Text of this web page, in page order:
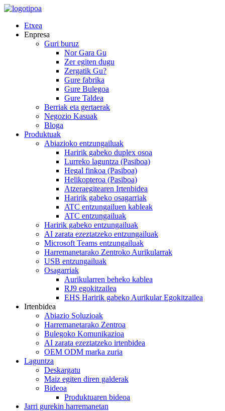
Etxea
Enpresa
Guri buruz
Nor Gara Gu
Zer egiten dugu
Zergatik Gu?
Gure fabrika
Gure Bulegoa
Gure Taldea
Berriak eta gertaerak
Negozio Kasuak
Bloga
Produktuak
Abiazioko entzungailuak
Haririk gabeko duplex osoa
Lurreko laguntza (Pasiboa)
Hegal finkoa (Pasiboa)
Helikopteroa (Pasiboa)
Atzeraegitearen Irtenbidea
Haririk gabeko osagarriak
ATC entzungailuen kableak
ATC entzungailuak
Haririk gabeko entzungailuak
AI zarata ezeztatzeko entzungailuak
Microsoft Teams entzungailuak
Harremanetarako Zentroko Aurikularrak
USB entzungailuak
Osagarriak
Aurikularren beheko kablea
RJ9 egokitzailea
EHS Haririk gabeko Aurikular Egokitzailea
Irtenbidea
Abiazio Soluzioak
Harremanetarako Zentroa
Bulegoko Komunikazioa
AI zarata ezeztatzeko irtenbidea
OEM ODM marka zuria
Laguntza
Deskargatu
Maiz egiten diren galderak
Bideoa
Produktuaren bideoa
Jarri gurekin harremanetan